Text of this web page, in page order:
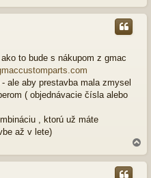
a
h
to bude s nákupom z gmac
ale aby prestavba mala zmysel
( objednávacie čísla alebo
, ktorú už máte
až v lete)
a
h